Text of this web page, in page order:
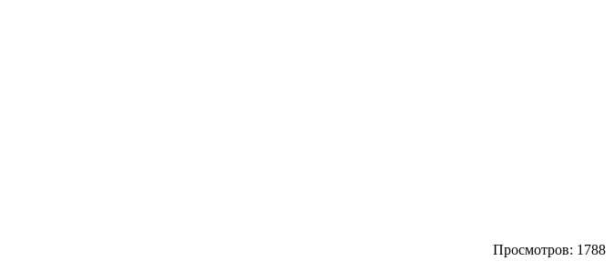
Просмотров: 1788